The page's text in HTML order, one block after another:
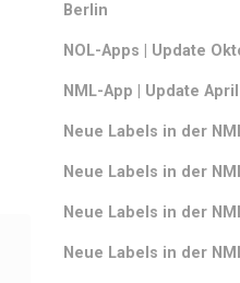
Berlin
NOL-Apps | Update
NML-App | Update
Neue Labels in der
Neue Labels in der
Neue Labels in der
Neue Labels in der